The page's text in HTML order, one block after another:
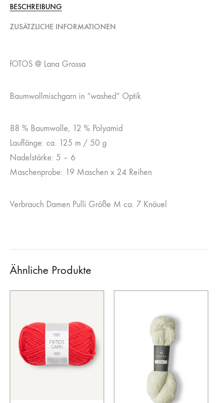
BESCHREIBUNG
ZUSÄTZLICHE INFORMATIONEN
fOTOS @ Lana Grossa
Baumwollmischgarn in “washed” Optik
88 % Baumwolle, 12 % Polyamid
Lauflänge: ca. 125 m / 50 g
Nadelstärke: 5 – 6
Maschenprobe: 19 Maschen x 24 Reihen
Verbrauch Damen Pulli Größe M ca. 7 Knäuel
Ähnliche Produkte